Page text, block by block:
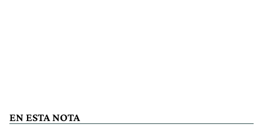
EN ESTA NOTA